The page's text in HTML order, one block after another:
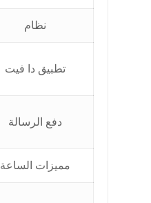
نظام
تطبيق دا فيت
دفع الرسالة
مميزات الساعة